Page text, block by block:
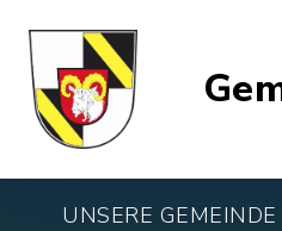
UNSERE GEMEINDE